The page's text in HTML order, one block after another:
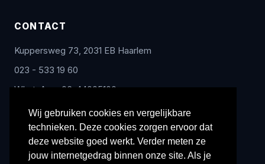
Wij gebruiken cookies en vergelijkbare
technieken. Deze cookies zorgen ervoor dat
deze website goed werkt. Verder meten ze
jouw internetgedrag binnen onze site. Als je
CONTACT
Kuppersweg 73, 2031 EB Haarlem
023 - 533 19 60
WhatsApp: 06-44005100
info@radex-benelux.nl
Ma – Vrij: 9:00 – 17:00